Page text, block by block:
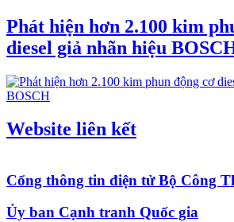
Phát hiện hơn 2.100 kim
diesel giả nhãn hiệu
Website liên kết
Cổng thông tin điện tử Bộ Công
Ủy ban Cạnh tranh Quốc gia